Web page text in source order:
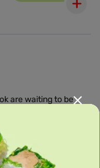
are waiting to be
and explore the